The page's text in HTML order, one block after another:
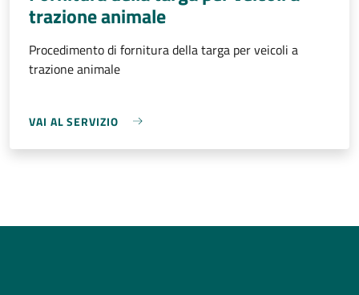
trazione animale
Procedimento di fornitura della targa per veicoli a
trazione animale
VAI AL SERVIZIO